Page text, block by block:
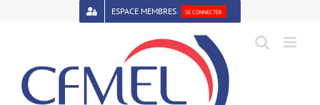
Open toolbar
ESPACE MEMBRES SE CONNECTER